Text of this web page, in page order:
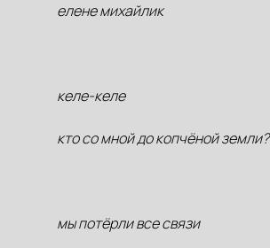
елене михайлик
келе-келе
кто со мной до копчёной земли?
мы потёрли все связи